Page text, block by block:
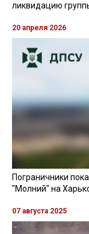
ликвидацию
20 апреля 2026
Пограничники
"Молний" на
07 августа 2025